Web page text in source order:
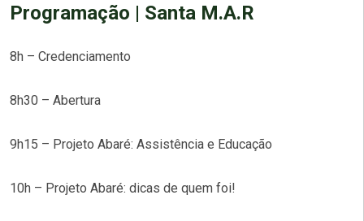
Programação | Santa M.A.R
8h – Credenciamento
8h30 – Abertura
9h15 – Projeto Abaré: Assistência e Educação
10h – Projeto Abaré: dicas de quem foi!